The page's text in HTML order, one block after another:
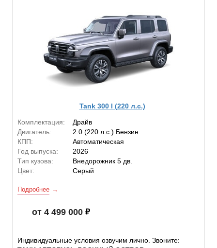
Tank 300 I (220 л.с.)
Комплектация:
Драйв
Двигатель:
2.0 (220 л.с.) Бензин
КПП:
Автоматическая
Год выпуска:
2026
Тип кузова:
Внедорожник 5 дв.
Цвет:
Серый
Подробнее
от 4 499 000
Индивидуальные условия озвучим лично. Звоните: